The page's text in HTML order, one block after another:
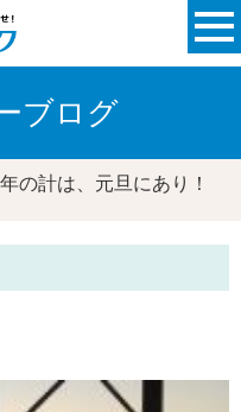
ブログ
の計は、元旦にあり！